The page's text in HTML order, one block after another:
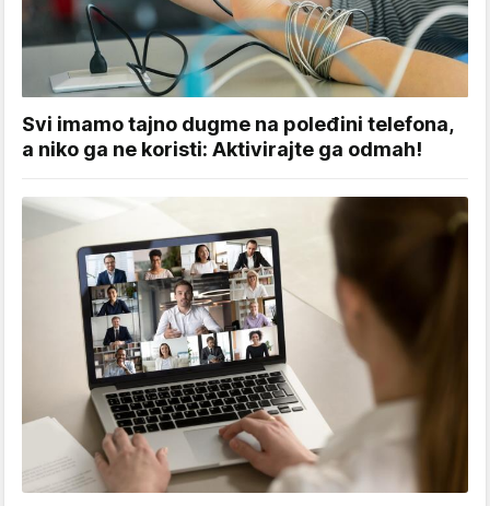
Svi imamo tajno dugme na poleđini telefona,
a niko ga ne koristi: Aktivirajte ga odmah!